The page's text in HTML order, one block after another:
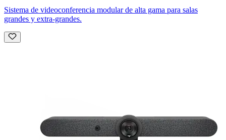
Sistema de videoconferencia modular de alta gama para salas
grandes y extra-grandes.